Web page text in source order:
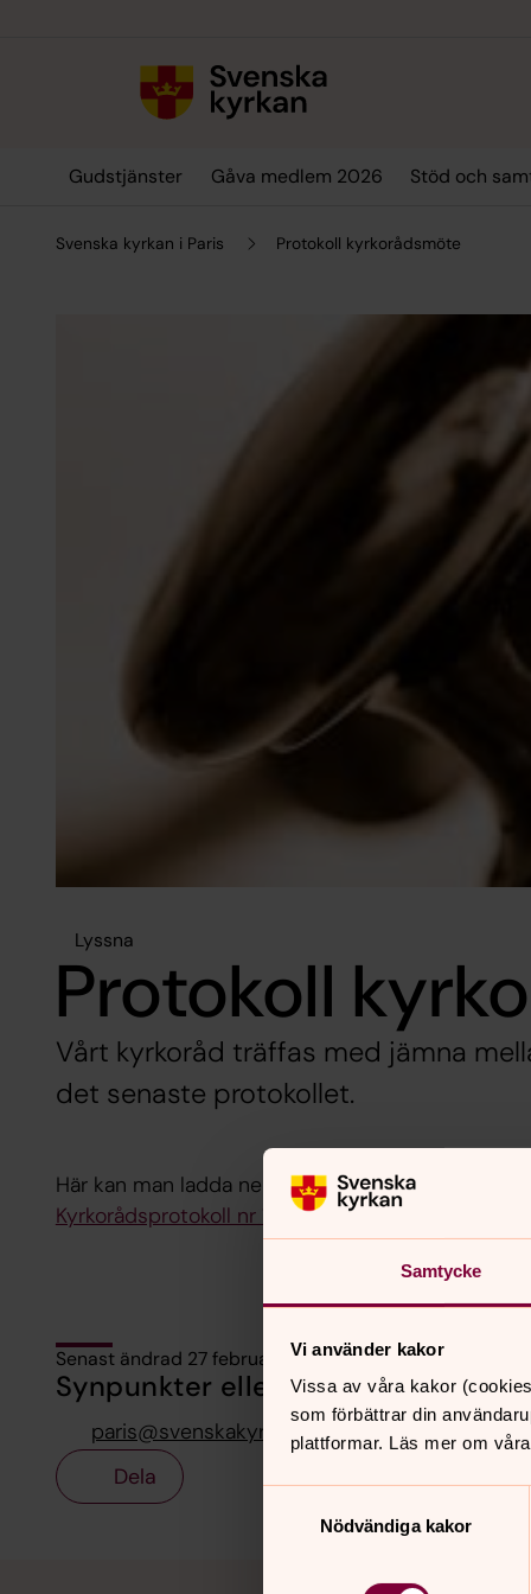
Samtycke
Vi använder kakor
Vissa av våra kakor
som förbättrar din
plattformar. Läs mer om
Nödvändiga kakor
Gudstjänster Gåva medlem 2026 Stöd och
Svenska kyrkan i Paris Protokoll kyrkorådsmöte
Lyssna
Protokoll
Vårt kyrkoråd träffas med jämna
det senaste protokollet.
Här kan man ladda ner och läsa senaste
Kyrkorådsprotokoll nr 1 2019
Senast ändrad 27 februari 2019
Synpunkter eller frågor på sidans
paris@svenskakyrkan.se
Dela